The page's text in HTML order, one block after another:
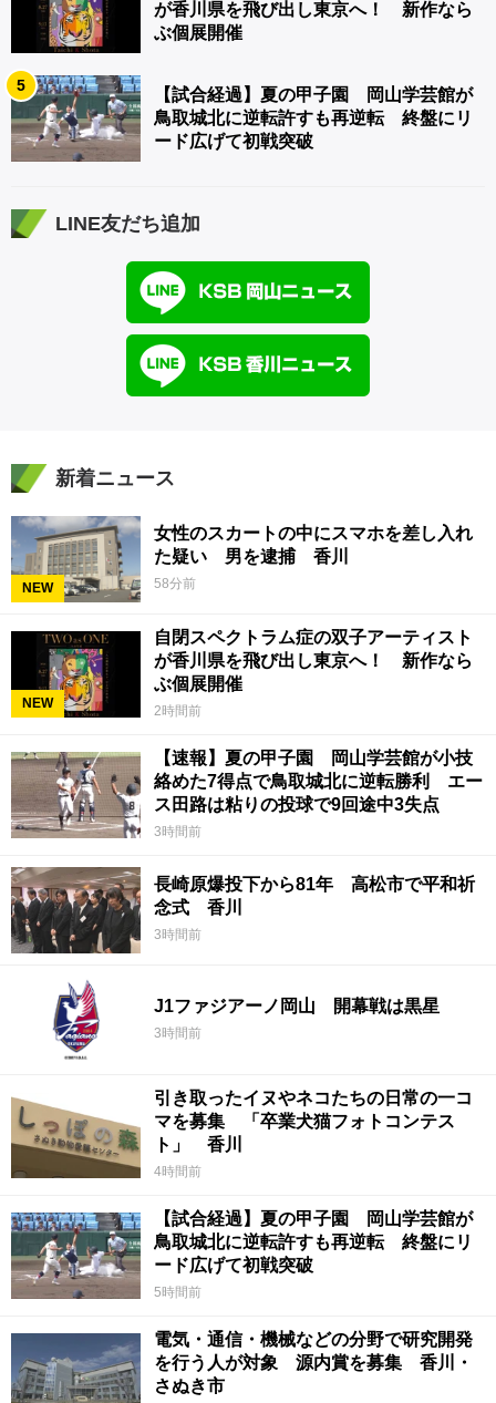
が香川県を飛び出し東京へ！ 新作なら
ぶ個展開催
5
【試合経過】夏の甲子園 岡山学芸館が
鳥取城北に逆転許すも再逆転 終盤にリ
ード広げて初戦突破
LINE友だち追加
新着ニュース
NEW
女性のスカートの中にスマホを差し入れ
た疑い 男を逮捕 香川
58分前
NEW
自閉スペクトラム症の双子アーティスト
が香川県を飛び出し東京へ！ 新作なら
ぶ個展開催
2時間前
【速報】夏の甲子園 岡山学芸館が小技
絡めた7得点で鳥取城北に逆転勝利 エー
ス田路は粘りの投球で9回途中3失点
3時間前
長崎原爆投下から81年 高松市で平和祈
念式 香川
3時間前
J1ファジアーノ岡山 開幕戦は黒星
3時間前
引き取ったイヌやネコたちの日常の一コ
マを募集 「卒業犬猫フォトコンテス
ト」 香川
4時間前
【試合経過】夏の甲子園 岡山学芸館が
鳥取城北に逆転許すも再逆転 終盤にリ
ード広げて初戦突破
5時間前
電気・通信・機械などの分野で研究開発
を行う人が対象 源内賞を募集 香川・
さぬき市